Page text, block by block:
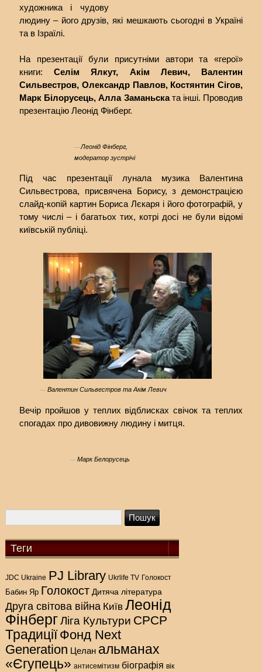
художника і чудову
людину – його друзів, які мешкають сьогодні в Україні
та в Ізраїлі.
На презентації були присутніми автори та «герої»
книги:Селім Ялкут, Акім Левич, Валентин
Сильвестров, Олександр Павлов, Костянтин Сігов,
Марк Білорусець, Алла Заманьската інші. Проводив
презентацію Леонід Фінберг.
Леонід Фінберг,
модератор зустрічі
Під час презентації лунала музика Валентина
Сильвестрова, присвячена Борису, з демонстрацією
слайд-копій картин Бориса Лєкаря і його фотографій, у
тому числі – і багатьох тих, котрі досі не були відомі
київській публіці.
Валентин Сильвестров та Акім Левич
Вечір пройшов у теплих відблисках свічок та теплих
спогадах про дивовижну людину і митця.
Марк Белорусець
Теги
JDC Ukraine PJ Library Ukrlife TV Голокост
Бабин Яр Голокост Дитяча література
Друга світова війна Київ Леонід
Фінберг Ліга Культури СРСР
ТрадиціїФонд Next
Generation Целан альманах
«Єгупець» антисемітизм біографія вік